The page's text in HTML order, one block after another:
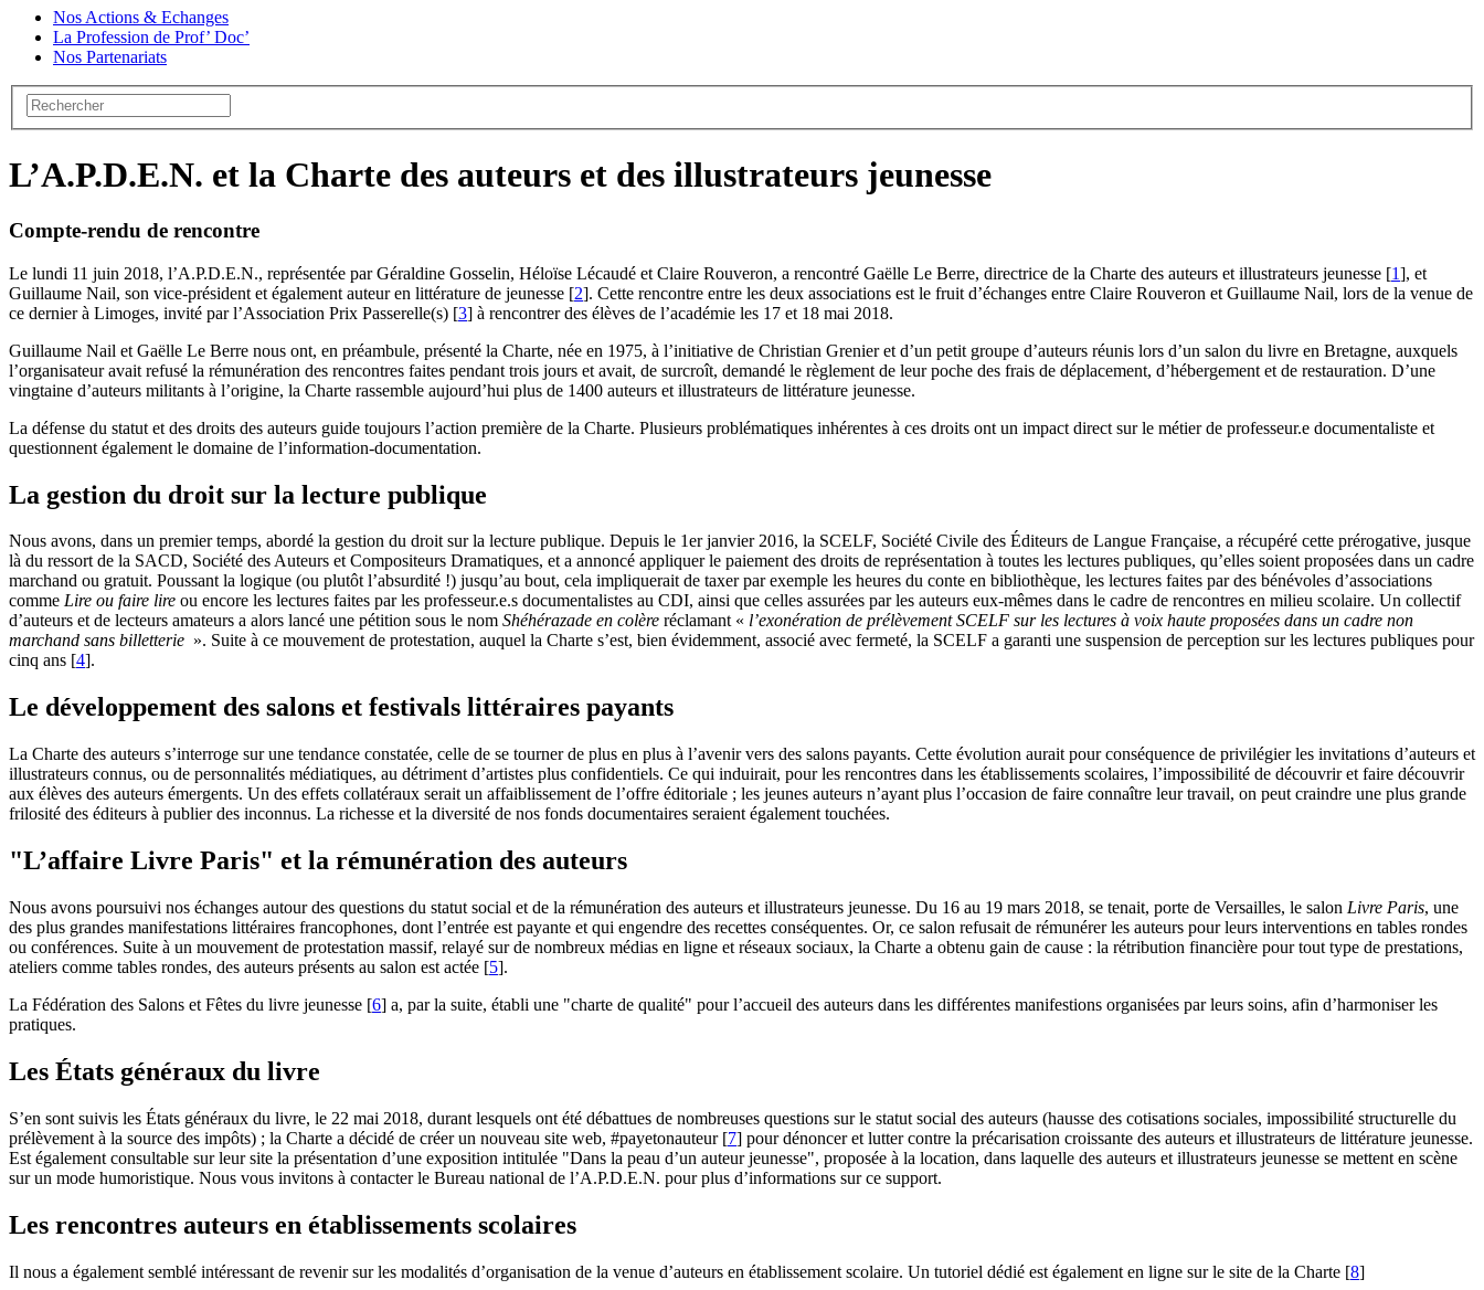
Nos Actions & Echanges
La Profession de Prof’ Doc’
Nos Partenariats
L’A.P.D.E.N. et la Charte des auteurs et des illustrateurs jeunesse
Compte-rendu de rencontre
Le lundi 11 juin 2018, l’A.P.D.E.N., représentée par Géraldine Gosselin, Héloïse Lécaudé et Claire Rouveron, a rencontré Gaëlle Le Berre, directrice de la Charte des auteurs et illustrateurs jeunesse [1], et
Guillaume Nail, son vice-président et également auteur en littérature de jeunesse [2]. Cette rencontre entre les deux associations est le fruit d’échanges entre Claire Rouveron et Guillaume Nail, lors de la venue de
ce dernier à Limoges, invité par l’Association Prix Passerelle(s) [3] à rencontrer des élèves de l’académie les 17 et 18 mai 2018.
Guillaume Nail et Gaëlle Le Berre nous ont, en préambule, présenté la Charte, née en 1975, à l’initiative de Christian Grenier et d’un petit groupe d’auteurs réunis lors d’un salon du livre en Bretagne, auxquels
l’organisateur avait refusé la rémunération des rencontres faites pendant trois jours et avait, de surcroît, demandé le règlement de leur poche des frais de déplacement, d’hébergement et de restauration. D’une
vingtaine d’auteurs militants à l’origine, la Charte rassemble aujourd’hui plus de 1400 auteurs et illustrateurs de littérature jeunesse.
La défense du statut et des droits des auteurs guide toujours l’action première de la Charte. Plusieurs problématiques inhérentes à ces droits ont un impact direct sur le métier de professeur.e documentaliste et
questionnent également le domaine de l’information-documentation.
La gestion du droit sur la lecture publique
Nous avons, dans un premier temps, abordé la gestion du droit sur la lecture publique. Depuis le 1er janvier 2016, la SCELF, Société Civile des Éditeurs de Langue Française, a récupéré cette prérogative, jusque
là du ressort de la SACD, Société des Auteurs et Compositeurs Dramatiques, et a annoncé appliquer le paiement des droits de représentation à toutes les lectures publiques, qu’elles soient proposées dans un cadre
marchand ou gratuit. Poussant la logique (ou plutôt l’absurdité !) jusqu’au bout, cela impliquerait de taxer par exemple les heures du conte en bibliothèque, les lectures faites par des bénévoles d’associations
comme Lire ou faire lire ou encore les lectures faites par les professeur.e.s documentalistes au CDI, ainsi que celles assurées par les auteurs eux-mêmes dans le cadre de rencontres en milieu scolaire. Un collectif
d’auteurs et de lecteurs amateurs a alors lancé une pétition sous le nom Shéhérazade en colère réclamant « l’exonération de prélèvement SCELF sur les lectures à voix haute proposées dans un cadre non
marchand sans billetterie ». Suite à ce mouvement de protestation, auquel la Charte s’est, bien évidemment, associé avec fermeté, la SCELF a garanti une suspension de perception sur les lectures publiques pour
cinq ans [4].
Le développement des salons et festivals littéraires payants
La Charte des auteurs s’interroge sur une tendance constatée, celle de se tourner de plus en plus à l’avenir vers des salons payants. Cette évolution aurait pour conséquence de privilégier les invitations d’auteurs et
illustrateurs connus, ou de personnalités médiatiques, au détriment d’artistes plus confidentiels. Ce qui induirait, pour les rencontres dans les établissements scolaires, l’impossibilité de découvrir et faire découvrir
aux élèves des auteurs émergents. Un des effets collatéraux serait un affaiblissement de l’offre éditoriale ; les jeunes auteurs n’ayant plus l’occasion de faire connaître leur travail, on peut craindre une plus grande
frilosité des éditeurs à publier des inconnus. La richesse et la diversité de nos fonds documentaires seraient également touchées.
"L’affaire Livre Paris" et la rémunération des auteurs
Nous avons poursuivi nos échanges autour des questions du statut social et de la rémunération des auteurs et illustrateurs jeunesse. Du 16 au 19 mars 2018, se tenait, porte de Versailles, le salon Livre Paris, une
des plus grandes manifestations littéraires francophones, dont l’entrée est payante et qui engendre des recettes conséquentes. Or, ce salon refusait de rémunérer les auteurs pour leurs interventions en tables rondes
ou conférences. Suite à un mouvement de protestation massif, relayé sur de nombreux médias en ligne et réseaux sociaux, la Charte a obtenu gain de cause : la rétribution financière pour tout type de prestations,
ateliers comme tables rondes, des auteurs présents au salon est actée [5].
La Fédération des Salons et Fêtes du livre jeunesse [6] a, par la suite, établi une "charte de qualité" pour l’accueil des auteurs dans les différentes manifestions organisées par leurs soins, afin d’harmoniser les
pratiques.
Les États généraux du livre
S’en sont suivis les États généraux du livre, le 22 mai 2018, durant lesquels ont été débattues de nombreuses questions sur le statut social des auteurs (hausse des cotisations sociales, impossibilité structurelle du
prélèvement à la source des impôts) ; la Charte a décidé de créer un nouveau site web, #payetonauteur[7] pour dénoncer et lutter contre la précarisation croissante des auteurs et illustrateurs de littérature jeunesse.
Est également consultable sur leur site la présentation d’une exposition intitulée "Dans la peau d’un auteur jeunesse", proposée à la location, dans laquelle des auteurs et illustrateurs jeunesse se mettent en scène
sur un mode humoristique. Nous vous invitons à contacter le Bureau national de l’A.P.D.E.N. pour plus d’informations sur ce support.
Les rencontres auteurs en établissements scolaires
Il nous a également semblé intéressant de revenir sur les modalités d’organisation de la venue d’auteurs en établissement scolaire. Un tutoriel dédié est également en ligne sur le site de la Charte [8]